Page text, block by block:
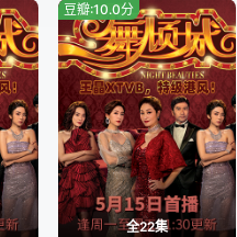
全22集
豆瓣:10.0分